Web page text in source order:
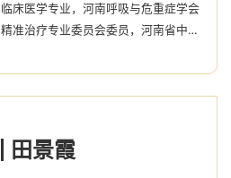
床操作技能。获河南省住院医师规范化
培训优秀带教老师、...
临床医学专业，河南呼吸与危重症学会
精准治疗专业委员会委员，河南省中西
新长征突击手，商丘市青年岗位能手等
荣誉称号，曾于2005-2006年在北京
升呼吸内科专业副主任医师，于本院从
事呼吸及危重症专业临床工作27年，发
田景霞